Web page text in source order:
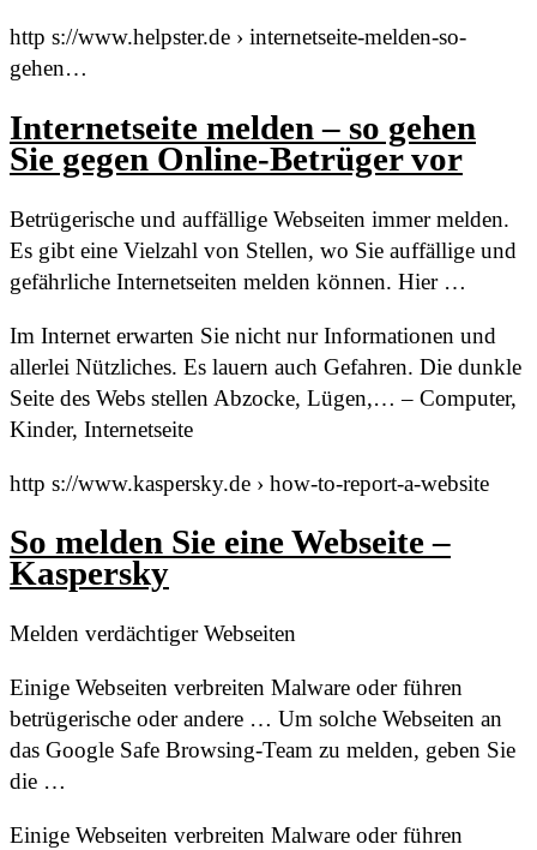
http s://www.helpster.de › internetseite-melden-so-
gehen…
Internetseite melden – so gehen
Sie gegen Online-Betrüger vor
Betrügerische und auffällige Webseiten immer melden.
Es gibt eine Vielzahl von Stellen, wo Sie auffällige und
gefährliche Internetseiten melden können. Hier …
Im Internet erwarten Sie nicht nur Informationen und
allerlei Nützliches. Es lauern auch Gefahren. Die dunkle
Seite des Webs stellen Abzocke, Lügen,… – Computer,
Kinder, Internetseite
http s://www.kaspersky.de › how-to-report-a-website
So melden Sie eine Webseite –
Kaspersky
Melden verdächtiger Webseiten
Einige Webseiten verbreiten Malware oder führen
betrügerische oder andere … Um solche Webseiten an
das Google Safe Browsing-Team zu melden, geben Sie
die …
Einige Webseiten verbreiten Malware oder führen